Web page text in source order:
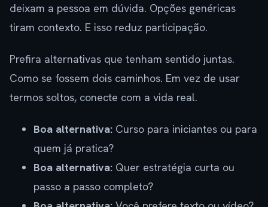
deixam a pessoa em dúvida. Opções genéricas
tiram contexto. E isso reduz participação.
Prefira alternativas que tenham sentido juntas.
Como se fossem dois caminhos. Em vez de usar
termos soltos, conecte com a vida real.
Boa alternativa: Curso para iniciantes ou para
quem já pratica?
Boa alternativa: Quer estratégia curta ou
passo a passo completo?